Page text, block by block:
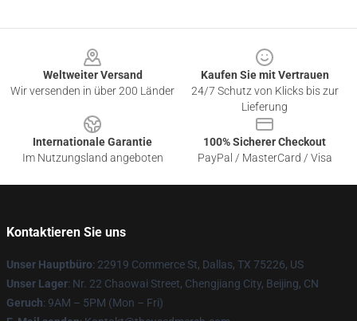
Weltweiter Versand
Wir versenden in über 200 Länder
Kaufen Sie mit Vertrauen
24/7 Schutz von Klicks bis zur
Lieferung
Internationale Garantie
Im Nutzungsland angeboten
100% Sicherer Checkout
PayPal / MasterCard / Visa
Kontaktieren Sie uns
Unser Hauptbüro: 22919 Commerce St, Dallas, TX 75226, US
Unser Lager: Nr. 22 Chaowai Street, Chengjiang City, Beijing, CN
Geruch: 9AM – 5PM (Mon – Fri)